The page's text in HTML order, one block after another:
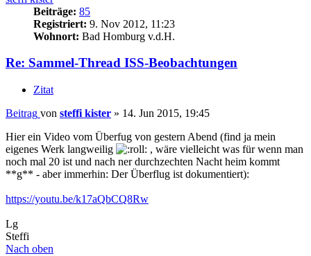
Beiträge: 85
Registriert: 9. Nov 2012, 11:23
Wohnort: Bad Homburg v.d.H.
Re: Sammel-Thread ISS-Beobachtungen
Zitat
Beitrag von steffi kister » 14. Jun 2015, 19:45
Hier ein Video vom Überfug von gestern Abend (find ja mein
eigenes Werk langweilig
, wäre vielleicht was für wenn man
noch mal 20 ist und nach ner durchzechten Nacht heim kommt
**g** - aber immerhin: Der Überflug ist dokumentiert):
https://youtu.be/k17aQbCQ8Rw
Lg
Steffi
Nach oben